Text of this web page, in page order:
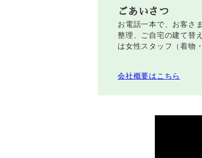
ごあいさつ
お電話一本で、お客さ
整理、ご自宅の建て替
は女性スタッフ（着物
会社概要はこちら